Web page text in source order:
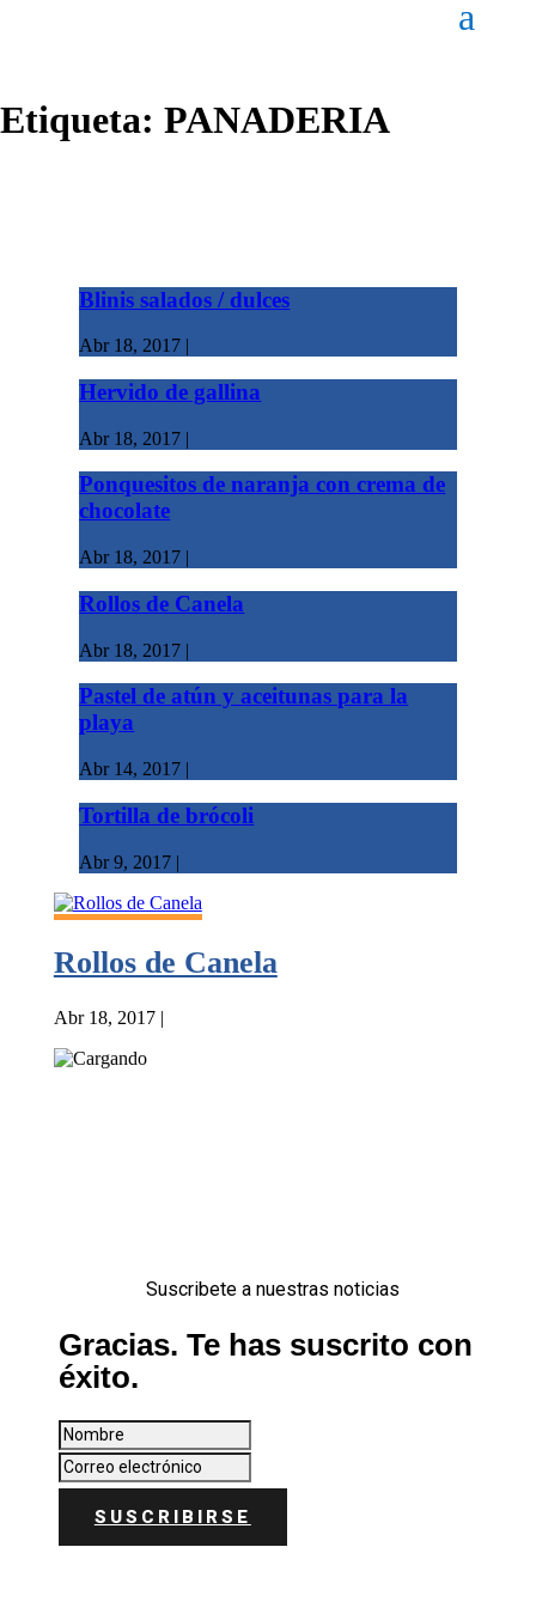
Etiqueta: PANADERIA
Blinis salados / dulces
Abr 18, 2017 |
Hervido de gallina
Abr 18, 2017 |
Ponquesitos de naranja con crema de
chocolate
Abr 18, 2017 |
Rollos de Canela
Abr 18, 2017 |
Pastel de atún y aceitunas para la
playa
Abr 14, 2017 |
Tortilla de brócoli
Abr 9, 2017 |
Rollos de Canela
Abr 18, 2017|
Suscribete a nuestras noticias
Gracias. Te has suscrito con
éxito.
SUSCRIBIRSE